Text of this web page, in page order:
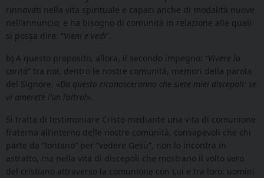
rinnovati nella vita spirituale e capaci anche di modalità nuove
nell’annuncio; e ha bisogno di comunità in relazione alle quali
si possa dire: “Vieni e vedi”.
b) A questo proposito, allora, il secondo impegno: “Vivere la
carità” tra noi, dentro le nostre comunità, memori della parola
del Signore: «Da questo riconosceranno che siete miei discepoli: se
vi amerete l’un l’altro!».
Si tratta di testimoniare Cristo mediante una vita di comunione
fraterna all’interno delle nostre comunità, consapevoli che chi
parte da “lontano” per “vedere Gesù”, non lo incontra in
astratto, ma nella vita di discepoli che mostrano il volto vero
del cristiano attraverso la comunione con Lui e tra loro: uomini